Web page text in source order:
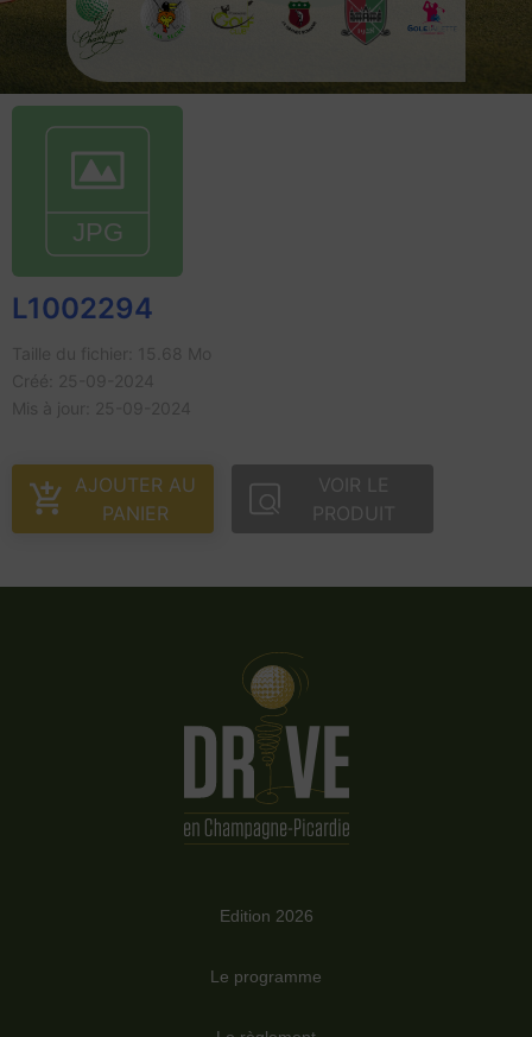
L1002294
AJOUTER AU
PANIER
VOIR LE
PRODUIT
Edition 2026
Le programme